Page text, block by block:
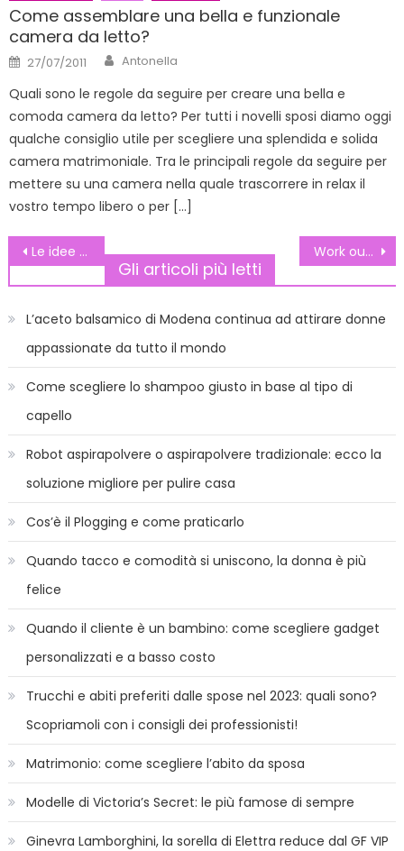
Come assemblare una bella e funzionale
camera da letto?
Posted
on
27/07/2011 Author
Antonella
Quali sono le regole da seguire per creare una bella e
comoda camera da letto? Per tutti i novelli sposi diamo oggi
qualche consiglio utile per scegliere una splendida e solida
camera matrimoniale. Tra le principali regole da seguire per
mettere su una camera nella quale trascorrere in relax il
vostro tempo libero o per […]
Navigazione
articoli
Le idee migliori per le partecipazioni di nozze più trendy Work outfit estivi: idee e consigli per essere alla moda anche a lavoro￼
Gli articoli più letti
L’aceto balsamico di Modena continua ad attirare donne
appassionate da tutto il mondo
Come scegliere lo shampoo giusto in base al tipo di
capello
Robot aspirapolvere o aspirapolvere tradizionale: ecco la
soluzione migliore per pulire casa
Cos’è il Plogging e come praticarlo
Quando tacco e comodità si uniscono, la donna è più
felice
Quando il cliente è un bambino: come scegliere gadget
personalizzati e a basso costo
Trucchi e abiti preferiti dalle spose nel 2023: quali sono?
Scopriamoli con i consigli dei professionisti!
Matrimonio: come scegliere l’abito da sposa
Modelle di Victoria’s Secret: le più famose di sempre
Ginevra Lamborghini, la sorella di Elettra reduce dal GF VIP